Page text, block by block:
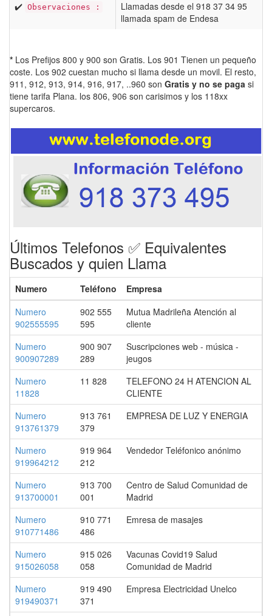
✔️ Observaciones :
Llamadas desde el 918 37 34 95
llamada spam de Endesa
* Los Prefijos 800 y 900 son Gratis. Los 901 Tienen un pequeño
coste. Los 902 cuestan mucho si llama desde un movil. El resto,
911, 912, 913, 914, 916, 917, ..960 son Gratis y no se paga si
tiene tarifa Plana. los 806, 906 son carisimos y los 118xx
supercaros.
Últimos Telefonos ✅ Equivalentes
Buscados y quien Llama
Numero Teléfono
Empresa
Numero
902555595
902 555
595
Mutua Madrileña Atención al
cliente
Numero
900907289
900 907
289
Suscripciones web - música -
jeugos
Numero
11828
11 828
TELEFONO 24 H ATENCION AL
CLIENTE
Numero
913761379
913 761
379
EMPRESA DE LUZ Y ENERGIA
Numero
919964212
919 964
212
Vendedor Teléfonico anónimo
Numero
913700001
913 700
001
Centro de Salud Comunidad de
Madrid
Numero
910771486
910 771
486
Emresa de masajes
Numero
915026058
915 026
058
Vacunas Covid19 Salud
Comunidad de Madrid
Numero
919490371
919 490
371
Empresa Electricidad Unelco